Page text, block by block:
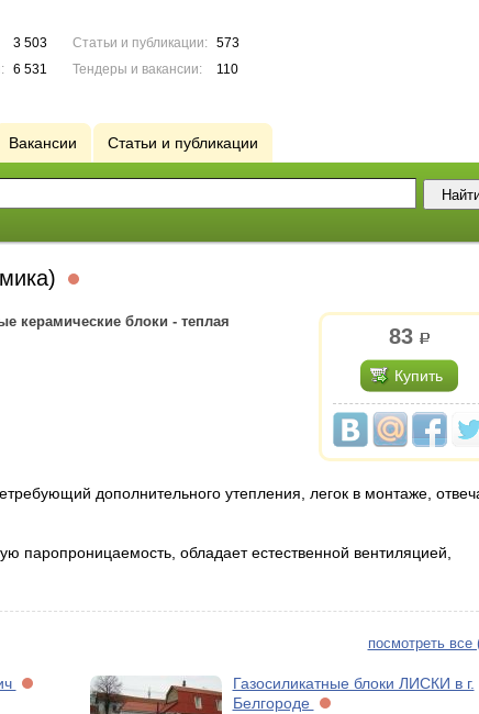
3 503
6 531
Статьи и публикации:
573
Тендеры и вакансии:
110
Вакансии Статьи и публикации
83 р.
Купить
керамические блоки - теплая
дополнительного утепления, легок в монтаже,
паропроницаемость, обладает естественной вентиляцией,
посмотреть все
Газосиликатные блоки ЛИСКИ в г.
Белгороде